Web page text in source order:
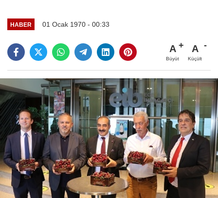
HABER 01 Ocak 1970 - 00:33
A
Büyüt
A
Küçült